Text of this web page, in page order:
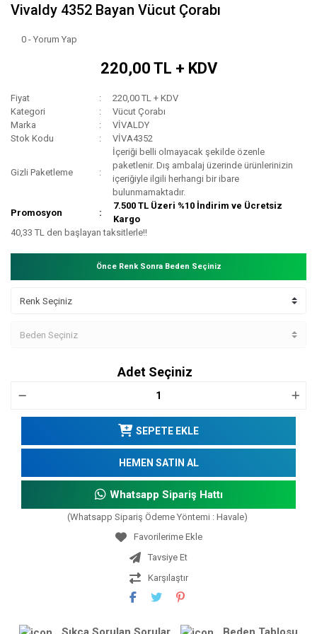
Vivaldy 4352 Bayan Vücut Çorabı
0 - Yorum Yap
220,00 TL + KDV
Fiyat
220,00 TL + KDV
Kategori
Vücut Çorabı
Marka
VİVALDY
Stok Kodu
VİVA4352
Gizli Paketleme
İçeriği belli olmayacak şekilde özenle
paketlenir. Dış ambalaj üzerinde ürünlerinizin
içeriğiyle ilgili herhangi bir ibare
bulunmamaktadır.
Promosyon
7.500 TL Üzeri %10 İndirim ve Ücretsiz
Kargo
40,33 TL den başlayan taksitlerle!!
Önce Renk Sonra Beden Seçiniz
Adet Seçiniz
SEPETE EKLE
HEMEN SATIN AL
Whatsapp Sipariş Hattı
(Whatsapp Sipariş Ödeme Yöntemi : Havale)
Tavsiye Et
Karşılaştır